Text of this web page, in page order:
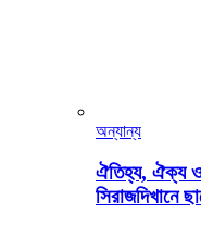
অন্যান্য
ঐতিহ্য, ঐক্য ও
সিরাজদিখানে